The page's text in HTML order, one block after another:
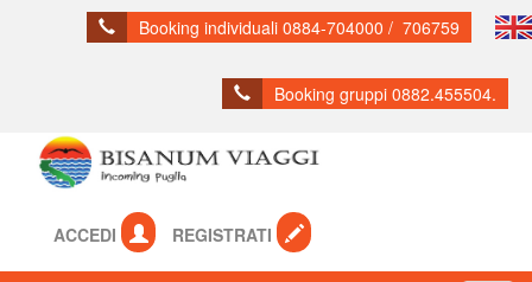
Booking individuali 0884-704000 / 706759
Booking gruppi 0882.455504.
ACCEDI REGISTRATI